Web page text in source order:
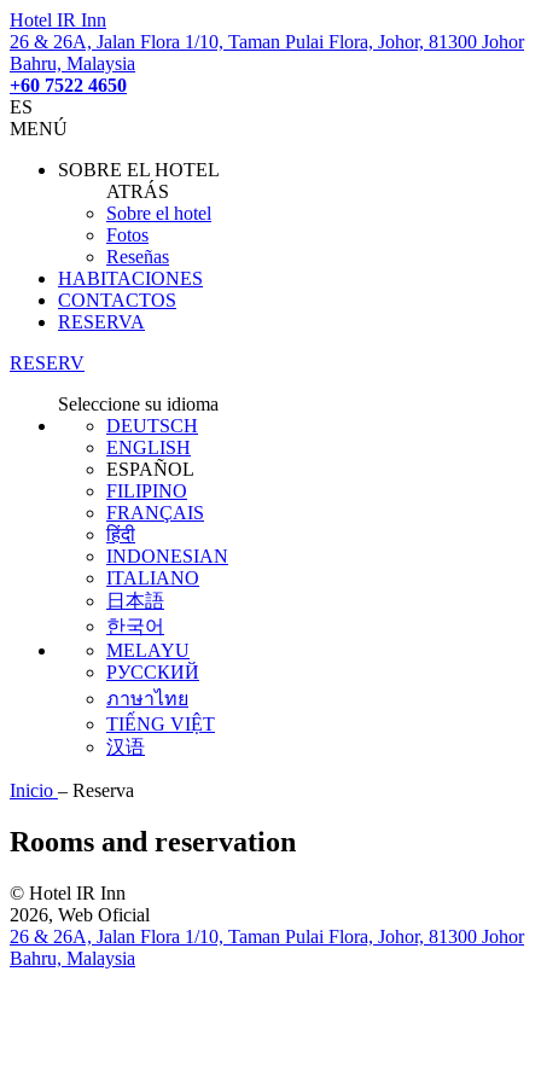
Hotel IR Inn
26 & 26A, Jalan Flora 1/10, Taman Pulai Flora, Johor, 81300 Johor
Bahru, Malaysia
+60 7522 4650
ES
MENÚ
SOBRE EL HOTEL
ATRÁS
Sobre el hotel
Fotos
Reseñas
HABITACIONES
CONTACTOS
RESERVA
RESERV
Seleccione su idioma
DEUTSCH
ENGLISH
ESPAÑOL
FILIPINO
FRANÇAIS
हिंदी
INDONESIAN
ITALIANO
日本語
한국어
MELAYU
РУССКИЙ
ภาษาไทย
TIẾNG VIỆT
汉语
Inicio – Reserva
Rooms and reservation
© Hotel IR Inn
2026, Web Oficial
26 & 26A, Jalan Flora 1/10, Taman Pulai Flora, Johor, 81300 Johor
Bahru, Malaysia